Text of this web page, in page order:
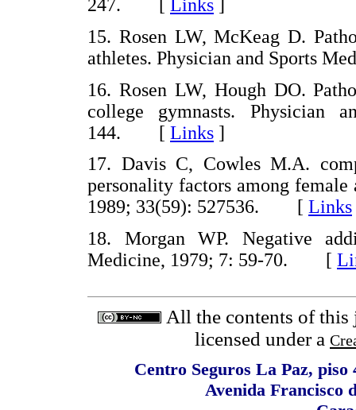
247. [ Links ]
15. Rosen LW, McKeag D.
athletes. Physician and Sports
16. Rosen LW, Hough DO.
college gymnasts. Physician
144. [ Links ]
17. Davis C, Cowles M.A.
personality factors among female
1989; 33(59): 527536. [ Links
18. Morgan WP. Negative
Medicine, 1979; 7: 59-70. [
All the contents of this
licensed under a
Centro Seguros La Paz,
Avenida Francisco